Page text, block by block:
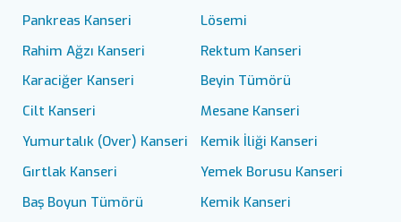
Pankreas Kanseri
Lösemi
Rahim Ağzı Kanseri
Rektum Kanseri
Karaciğer Kanseri
Beyin Tümörü
Cilt Kanseri
Mesane Kanseri
Yumurtalık (Over) Kanseri
Kemik İliği Kanseri
Gırtlak Kanseri
Yemek Borusu Kanseri
Baş Boyun Tümörü
Kemik Kanseri